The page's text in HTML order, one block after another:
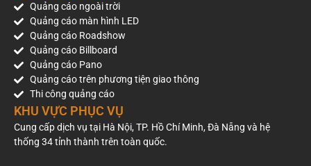
Quảng cáo ngoài trời
Quảng cáo màn hình LED
Quảng cáo Roadshow
Quảng cáo Billboard
Quảng cáo Pano
Quảng cáo trên phương tiện giao thông
Thi công quảng cáo
KHU VỰC PHỤC VỤ
Cung cấp dịch vụ tại Hà Nội, TP. Hồ Chí Minh, Đà Nẵng và hệ
thống 34 tỉnh thành trên toàn quốc.